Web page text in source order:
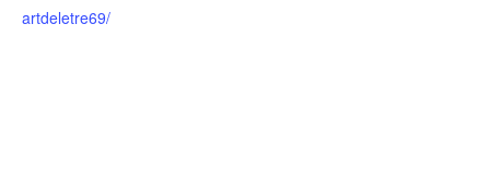
artdeletre69/